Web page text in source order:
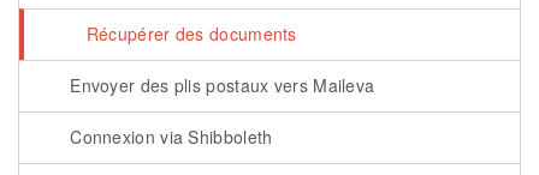
Récupérer des documents
Envoyer des plis postaux vers Maileva
Connexion via Shibboleth